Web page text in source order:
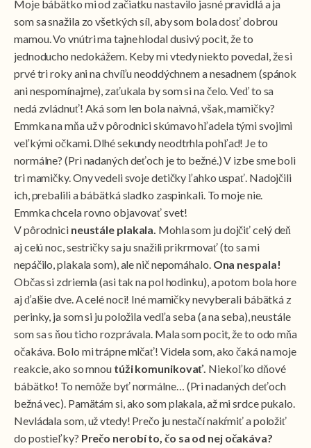
Moje bábätko mi od začiatku nastavilo jasné pravidlá a ja
som sa snažila zo všetkých síl, aby som bola dosť dobrou
mamou. Vo vnútri ma tajne hlodal dusivý pocit, že to
jednoducho nedokážem. Keby mi vtedy niekto povedal, že si
prvé tri roky ani na chvíľu neoddýchnem a nesadnem (spánok
ani nespomínajme), zaťukala by som si na čelo. Veď to sa
nedá zvládnuť! Aká som len bola naivná, však, mamičky?
Emmka na mňa už v pôrodnici skúmavo hľadela tými svojimi
veľkými očkami. Dlhé sekundy neodtrhla pohľad! Je to
normálne? (Pri nadaných deťoch je to bežné.) V izbe sme boli
tri mamičky. Ony vedeli svoje detičky ľahko uspať. Nadojčili
ich, prebalili a bábätká sladko zaspinkali. To moje nie.
Emmka chcela rovno objavovať svet!
V pôrodnici neustále plakala. Mohla som ju dojčiť celý deň
aj celú noc, sestričky sa ju snažili prikrmovať (to sa mi
nepáčilo, plakala som), ale nič nepomáhalo. Ona nespala!
Občas si zdriemla (asi tak na pol hodinku), a potom bola hore
aj ďalšie dve. A celé noci! Iné mamičky nevyberali bábätká z
perinky, ja som si ju položila vedľa seba (a na seba), neustále
som sa s ňou ticho rozprávala. Mala som pocit, že to odo mňa
očakáva. Bolo mi trápne mlčať! Videla som, ako čaká na moje
reakcie, ako so mnou túži komunikovať. Niekoľko dňové
bábätko! To nemôže byť normálne… (Pri nadaných deťoch
bežná vec). Pamätám si, ako som plakala, až mi srdce pukalo.
Nevládala som, už vtedy! Prečo ju nestačí nakŕmiť a položiť
do postieľky? Prečo nerobí to, čo sa od nej očakáva?